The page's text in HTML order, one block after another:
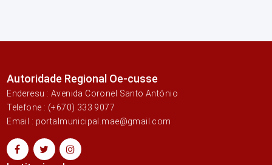
Autoridade Regional Oe-cusse
Enderesu : Avenida Coronel Santo António
Telefone : (+670) 333 9077
Email : portalmunicipal.mae@gmail.com